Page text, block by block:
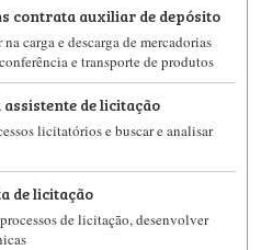
contrata auxiliar de depósito
carga e descarga de mercadorias
e transporte de produtos
de licitação
licitatórios e buscar e analisar
de licitação
de licitação, desenvolver